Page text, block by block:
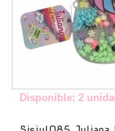
Disponible: 2